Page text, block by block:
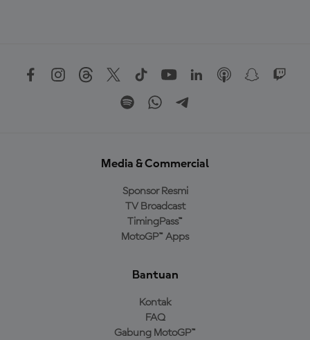
Media & Commercial
Sponsor Resmi
TV Broadcast
TimingPass™
MotoGP™ Apps
Bantuan
Kontak
FAQ
Gabung MotoGP™